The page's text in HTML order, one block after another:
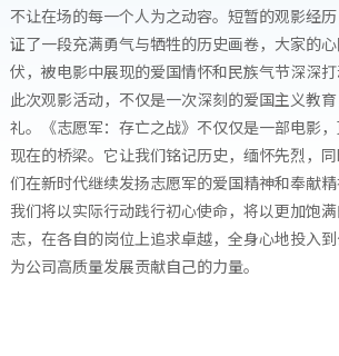
不让在场的每一个人为之动容。短暂的观影经
证了一段充满勇气与牺牲的历史画卷，大家的
伏，被电影中展现的爱国情怀和民族气节深深打
此次观影活动，不仅是一次深刻的爱国主义教
礼。《志愿军：存亡之战》不仅仅是一部电影
现在的桥梁。它让我们铭记历史，缅怀先烈，
们在新时代继续发扬志愿军的爱国精神和奉献精
我们将以实际行动践行初心使命，将以更加饱
志，在各自的岗位上追求卓越，全身心地投入到
为公司高质量发展贡献自己的力量。